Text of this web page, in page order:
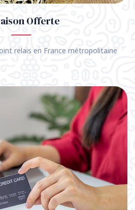
Offerte
relais en France métropolitaine